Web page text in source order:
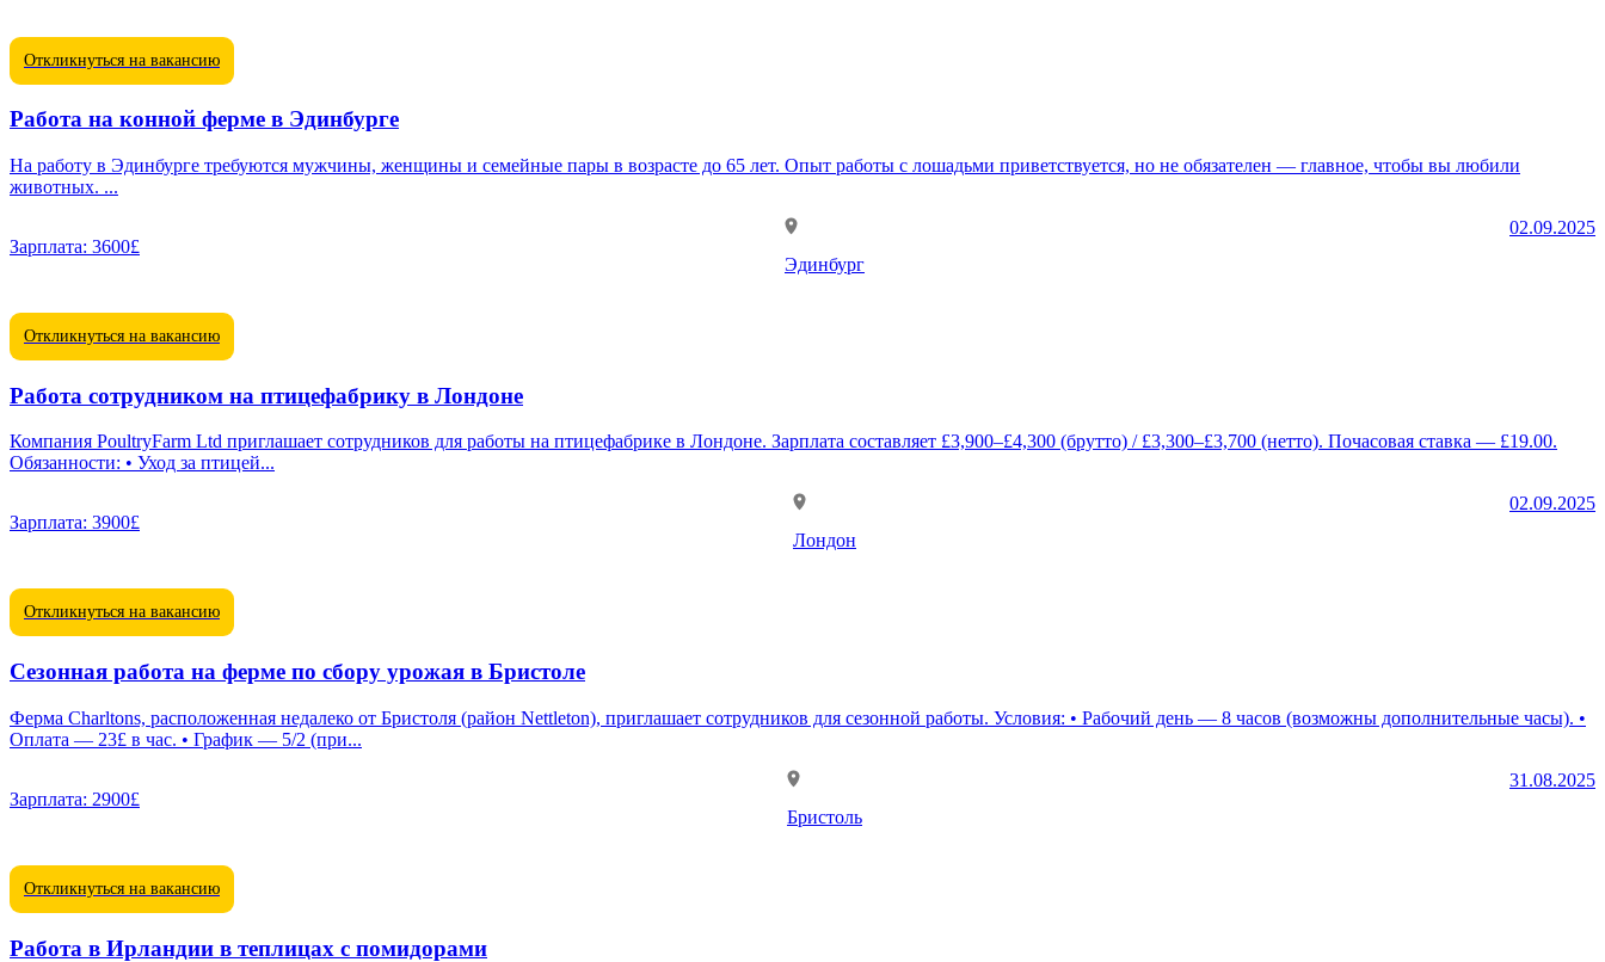
Откликнуться на вакансию
Работа на конной ферме в Эдинбурге
На работу в Эдинбурге требуются мужчины, женщины и семейные пары в возрасте до 65 лет. Опыт работы с лошадьми приветствуется, но не обязателен — главное, чтобы вы любили
животных. ...
Зарплата: 3600£
Эдинбург
02.09.2025
Откликнуться на вакансию
Работа сотрудником на птицефабрику в Лондоне
Компания PoultryFarm Ltd приглашает сотрудников для работы на птицефабрике в Лондоне. Зарплата составляет £3,900–£4,300 (брутто) / £3,300–£3,700 (нетто). Почасовая ставка — £19.00.
Обязанности: • Уход за птицей...
Зарплата: 3900£
Лондон
02.09.2025
Откликнуться на вакансию
Сезонная работа на ферме по сбору урожая в Бристоле
Ферма Charltons, расположенная недалеко от Бристоля (район Nettleton), приглашает сотрудников для сезонной работы. Условия: • Рабочий день — 8 часов (возможны дополнительные часы). •
Оплата — 23£ в час. • График — 5/2 (при...
Зарплата: 2900£
Бристоль
31.08.2025
Откликнуться на вакансию
Работа в Ирландии в теплицах с помидорами